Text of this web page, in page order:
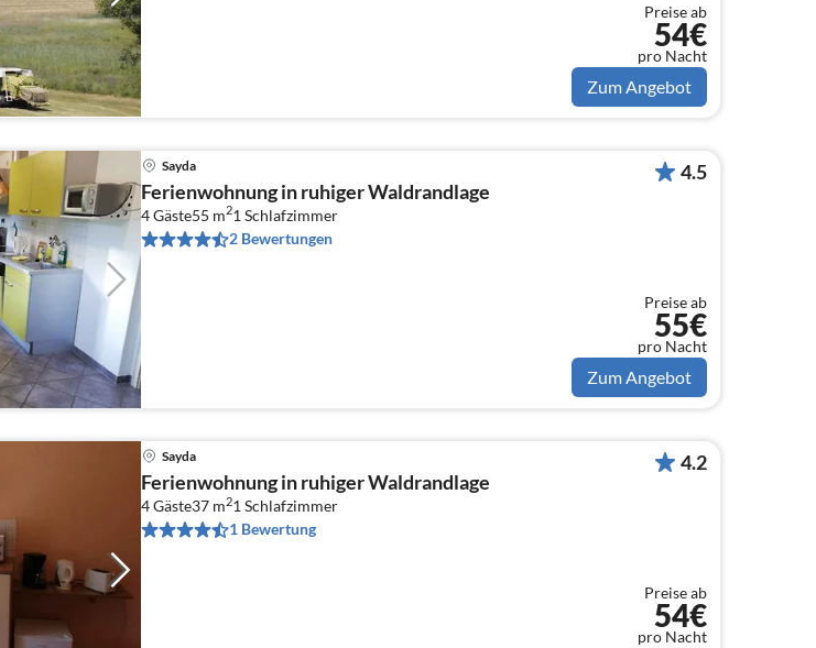
Preise ab
54€
pro Nacht
Zum Angebot
Sayda
Ferienwohnung in ruhiger Waldrandlage
4 Gäste55 m21 Schlafzimmer
2 Bewertungen
4.5
Preise ab
55€
pro Nacht
Zum Angebot
Sayda
Ferienwohnung in ruhiger Waldrandlage
4 Gäste37 m21 Schlafzimmer
1 Bewertung
4.2
Preise ab
54€
pro Nacht